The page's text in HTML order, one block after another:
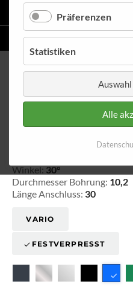
STAHLFLEX -
Ringfitting
Winkel: 30°
Durchmesser Bohrung: 10,2
Länge Anschluss: 30
VARIO
FESTVERPRESST
Präferenzen
Statistiken
Alle
Katalog